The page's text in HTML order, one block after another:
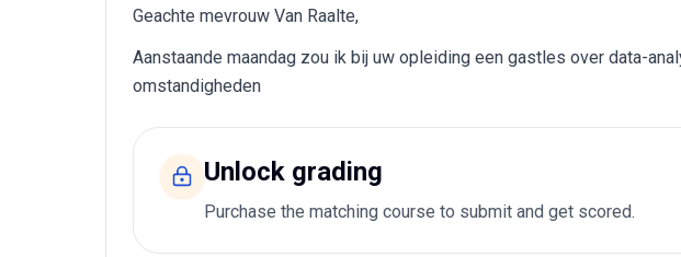
Geachte mevrouw Van Raalte,
Aanstaande maandag zou ik bij uw opleiding een gastles over data-
omstandigheden
Unlock grading
Purchase the matching course to submit and get scored.